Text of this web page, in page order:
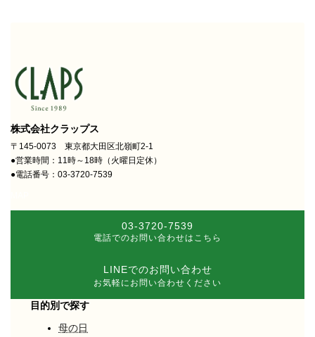
株式会社クラップス
〒145-0073 東京都大田区北嶺町2-1
●営業時間：11時～18時（火曜日定休）
●電話番号：03-3720-7539
03-3720-7539
電話でのお問い合わせはこちら
LINEでのお問い合わせ
お気軽にお問い合わせください
目的別で探す
母の日